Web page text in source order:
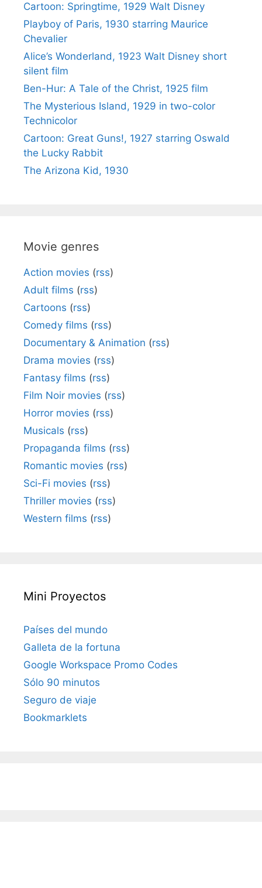
Cartoon: Springtime, 1929 Walt Disney
Playboy of Paris, 1930 starring Maurice
Chevalier
Alice’s Wonderland, 1923 Walt Disney short
silent film
Ben-Hur: A Tale of the Christ, 1925 film
The Mysterious Island, 1929 in two-color
Technicolor
Cartoon: Great Guns!, 1927 starring Oswald
the Lucky Rabbit
The Arizona Kid, 1930
Movie genres
Action movies (rss)
Adult films (rss)
Cartoons (rss)
Comedy films (rss)
Documentary & Animation (rss)
Drama movies (rss)
Fantasy films (rss)
Film Noir movies (rss)
Horror movies (rss)
Musicals (rss)
Propaganda films (rss)
Romantic movies (rss)
Sci-Fi movies (rss)
Thriller movies (rss)
Western films (rss)
Mini Proyectos
Países del mundo
Galleta de la fortuna
Google Workspace Promo Codes
Sólo 90 minutos
Seguro de viaje
Bookmarklets